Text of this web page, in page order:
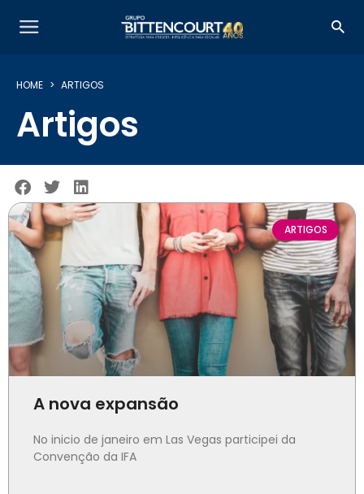
HOME ARTIGOS
Artigos
ARTIGOS
A nova expansão
No inicio de janeiro em Las Vegas participei da
Convenção da IFA